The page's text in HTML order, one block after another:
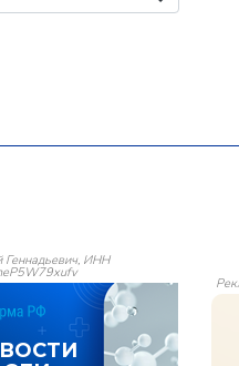
Геннадьевич, ИНН